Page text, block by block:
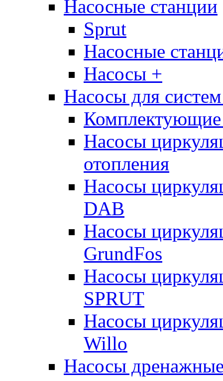
Насосные станции
Sprut
Насосные
Насосы +
Насосы для
Комплектующие
Насосы
отопления
Насосы
DAB
Насосы
GrundFos
Насосы
SPRUT
Насосы
Willo
Насосы